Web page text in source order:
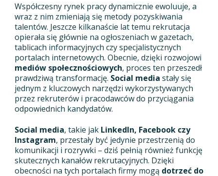
Współczesny rynek pracy dynamicznie ewoluuje, a
wraz z nim zmieniają się metody pozyskiwania
talentów. Jeszcze kilkanaście lat temu rekrutacja
opierała się głównie na ogłoszeniach w gazetach,
tablicach informacyjnych czy specjalistycznych
portalach internetowych. Obecnie, dzięki rozwojowi
mediów społecznościowych, proces ten przeszedł
prawdziwą transformację. Social media stały się
jednym z kluczowych narzędzi wykorzystywanych
przez rekruterów i pracodawców do przyciągania
odpowiednich kandydatów.
Social media, takie jak LinkedIn, Facebook czy
Instagram, przestały być jedynie przestrzenią do
komunikacji i rozrywki – dziś pełnią również funkcję
skutecznych kanałów rekrutacyjnych. Dzięki
obecności na tych portalach firmy mogą dotrzeć do